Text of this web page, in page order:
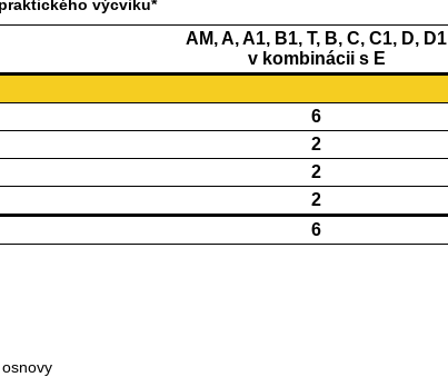
výcviku*
AM, A, A1, B1, T, B, C, C1, D, D1
v kombinácii s E
6
2
2
2
6